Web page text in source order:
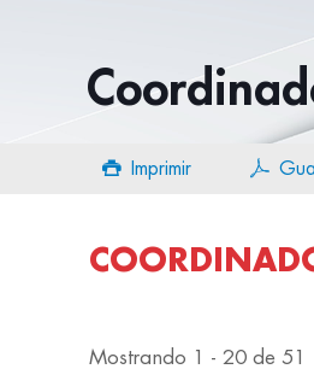
Imprimir
Mostrando 1 - 20 de 51